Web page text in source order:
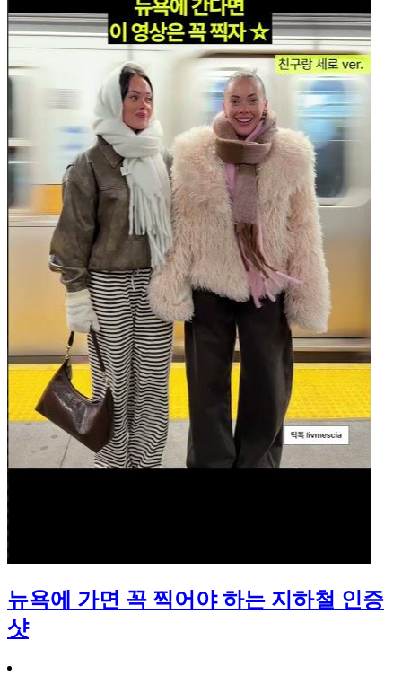
뉴욕에 가면 꼭 찍어야 하는 지하철 인증
샷